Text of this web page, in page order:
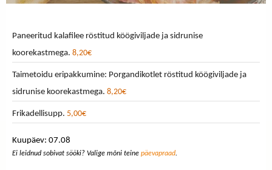
Paneeritud kalafilee röstitud köögiviljade ja sidrunise
koorekastmega. 8,20€
Taimetoidu eripakkumine: Porgandikotlet röstitud köögiviljade ja
sidrunise koorekastmega. 8,20€
Frikadellisupp. 5,00€
Kuupäev: 07.08
Ei leidnud sobivat sööki? Valige mõni teine päevapraad.